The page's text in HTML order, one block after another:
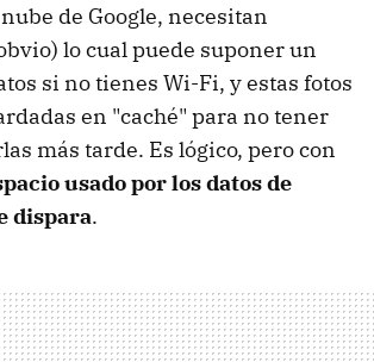
de Google, necesitan
lo cual puede suponer un
si no tienes Wi-Fi, y estas fotos
en "caché" para no tener
más tarde. Es lógico, pero con
usado por los datos de
dispara.